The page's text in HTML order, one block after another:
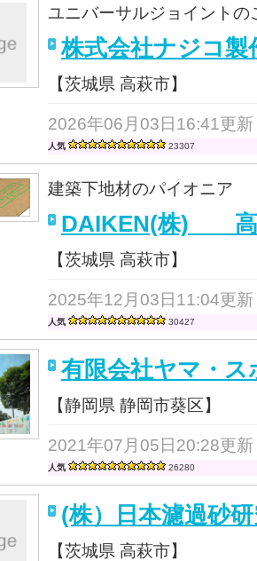
ユニバーサルジョイントの
株式会社ナジコ製
【茨城県 高萩市】
2026年06月03日16:41更新
人気 23307
建築下地材のパイオニア
DAIKEN(株) 高
【茨城県 高萩市】
2025年12月03日11:04更新
人気 30427
有限会社ヤマ・
【静岡県 静岡市葵区】
2021年07月05日20:28更新
人気 26280
(株）日本濾過
【茨城県 高萩市】